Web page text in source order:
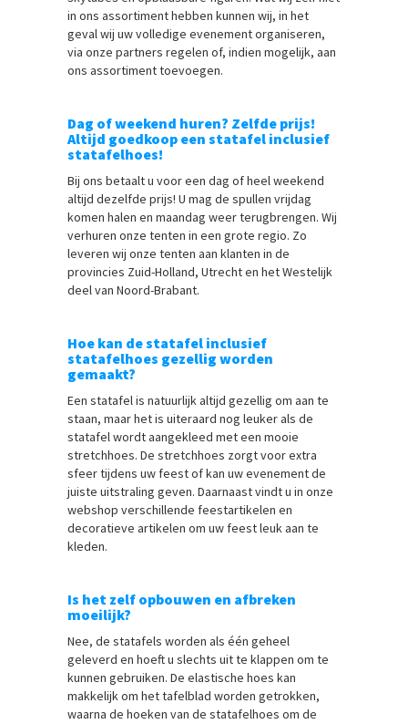
in ons assortiment hebben kunnen wij, in het
geval wij uw volledige evenement organiseren,
via onze partners regelen of, indien mogelijk, aan
ons assortiment toevoegen.
Dag of weekend huren? Zelfde prijs!
Altijd goedkoop een statafel inclusief
statafelhoes!
Bij ons betaalt u voor een dag of heel weekend
altijd dezelfde prijs! U mag de spullen vrijdag
komen halen en maandag weer terugbrengen. Wij
verhuren onze tenten in een grote regio. Zo
leveren wij onze tenten aan klanten in de
provincies Zuid-Holland, Utrecht en het Westelijk
deel van Noord-Brabant.
Hoe kan de statafel inclusief
statafelhoes gezellig worden
gemaakt?
Een statafel is natuurlijk altijd gezellig om aan te
staan, maar het is uiteraard nog leuker als de
statafel wordt aangekleed met een mooie
stretchhoes. De stretchhoes zorgt voor extra
sfeer tijdens uw feest of kan uw evenement de
juiste uitstraling geven. Daarnaast vindt u in onze
webshop verschillende feestartikelen en
decoratieve artikelen om uw feest leuk aan te
kleden.
Is het zelf opbouwen en afbreken
moeilijk?
Nee, de statafels worden als één geheel
geleverd en hoeft u slechts uit te klappen om te
kunnen gebruiken. De elastische hoes kan
makkelijk om het tafelblad worden getrokken,
waarna de hoeken van de statafelhoes om de